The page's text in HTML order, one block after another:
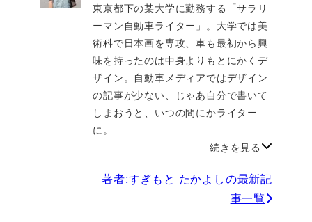
東京都下の某大学に勤務する「サラリ
ーマン自動車ライター」。大学では美
術科で日本画を専攻、車も最初から興
味を持ったのは中身よりもとにかくデ
ザイン。自動車メディアではデザイン
の記事が少ない、じゃあ自分で書いて
しまおうと、いつの間にかライター
に。
続きを見る
著者:すぎもと たかよしの最新記
事一覧